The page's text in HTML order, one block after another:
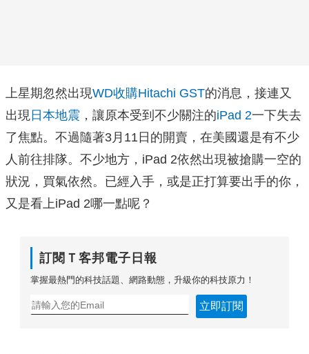
上星期忽然出現WD收購Hitachi GST的消息，接連又
出現 日本地震 ，讓原本受到不少關注的iPad 2一下失去
了焦點。不過隨著3月11日的開賣，在美國還是有不少
人前往排隊。不少地方，iPad 2依然出現被搶購一空的
狀況，買氣依然。已經入手，或是正打算要出手的你，
又是看上iPad 2哪一點呢？
訂閱Ｔ客邦電子日報
掌握最熱門的科技話題、網路動態，升級你的科技原力！
立即訂閱